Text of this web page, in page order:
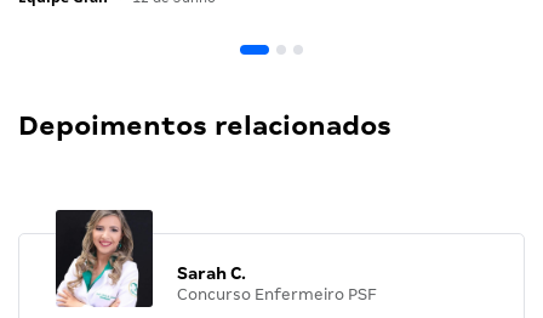
Depoimentos relacionados
Sarah C.
Concurso Enfermeiro PSF